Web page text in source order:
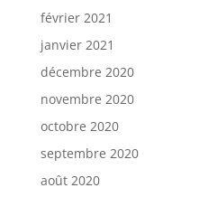
février 2021
janvier 2021
décembre 2020
novembre 2020
octobre 2020
septembre 2020
août 2020